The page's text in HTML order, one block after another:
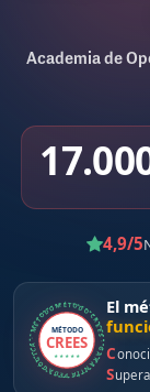
Academia de
4,9/5
MÉTODO CREES · GARANTÍA PEDAGÓGICA · MÉTODO CREES ·
MÉTODO
CREES
★ ★ ★ ★ ★
El
C
S